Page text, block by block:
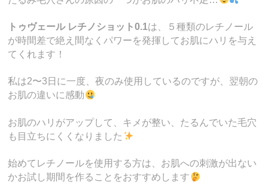
トゥヴェール レチノショット0.1は、５種類のレチノール
が時間差で絶え間なくパワーを発揮してお肌にハリを与え
てくれます！
私は2〜3日に一度、夜のみ使用しているのですが、翌朝の
お肌の違いに感動
お肌のハリがアップして、キメが整い、たるんでいた毛穴
も目立ちにくくなりました
始めてレチノールを使用する方は、お肌への刺激が出ない
かお試し期間を作ることをおすすめします